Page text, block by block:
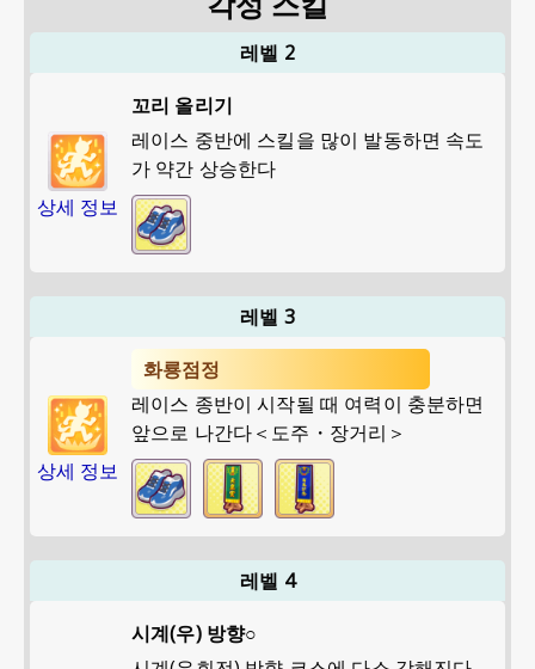
레벨 2
상세 정보
꼬리 올리기
레이스 중반에 스킬을 많이 발동하면 속도
가 약간 상승한다
레벨 3
상세 정보
화룡점정
레이스 종반이 시작될 때 여력이 충분하면
앞으로 나간다＜도주・장거리＞
레벨 4
시계(우) 방향○